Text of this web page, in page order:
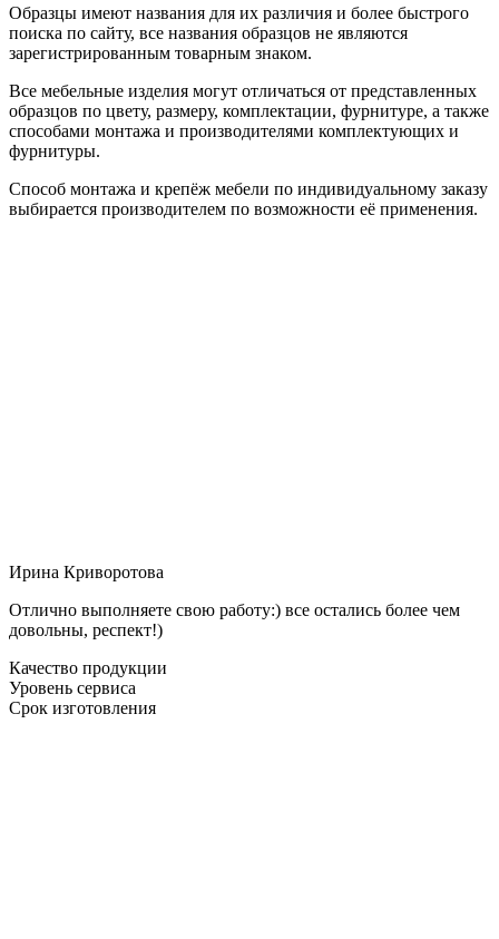
Образцы имеют названия для их различия и более быстрого
поиска по сайту, все названия образцов не являются
зарегистрированным товарным знаком.
Все мебельные изделия могут отличаться от представленных
образцов по цвету, размеру, комплектации, фурнитуре, а также
способами монтажа и производителями комплектующих и
фурнитуры.
Способ монтажа и крепёж мебели по индивидуальному заказу
выбирается производителем по возможности её применения.
Ирина Криворотова
Отлично выполняете свою работу:) все остались более чем
довольны, респект!)
Качество продукции
Уровень сервиса
Срок изготовления